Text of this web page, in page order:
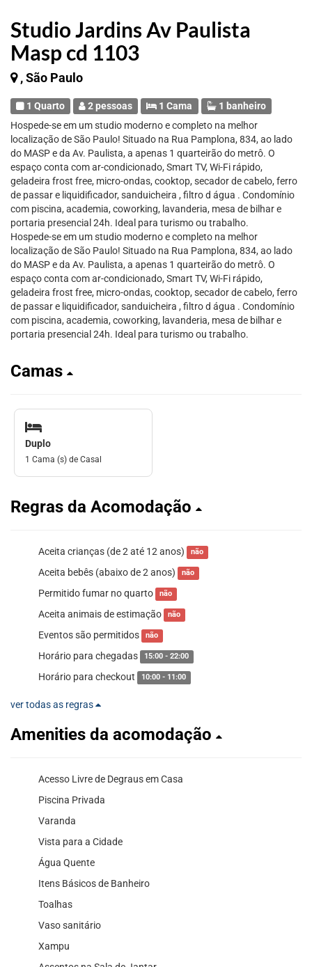
Studio Jardins Av Paulista
Masp cd 1103
, São Paulo
1 Quarto 2 pessoas 1 Cama
1 banheiro
Hospede-se em um studio moderno e completo na melhor
localização de São Paulo! Situado na Rua Pamplona, 834, ao lado
do MASP e da Av. Paulista, a apenas 1 quarteirão do metrô. O
espaço conta com ar-condicionado, Smart TV, Wi-Fi rápido,
geladeira frost free, micro-ondas, cooktop, secador de cabelo, ferro
de passar e liquidificador, sanduicheira , filtro d água . Condomínio
com piscina, academia, coworking, lavanderia, mesa de bilhar e
portaria presencial 24h. Ideal para turismo ou trabalho.
Hospede-se em um studio moderno e completo na melhor
localização de São Paulo! Situado na Rua Pamplona, 834, ao lado
do MASP e da Av. Paulista, a apenas 1 quarteirão do metrô. O
espaço conta com ar-condicionado, Smart TV, Wi-Fi rápido,
geladeira frost free, micro-ondas, cooktop, secador de cabelo, ferro
de passar e liquidificador, sanduicheira , filtro d água . Condomínio
com piscina, academia, coworking, lavanderia, mesa de bilhar e
portaria presencial 24h. Ideal para turismo ou trabalho.
Camas
Duplo
1 Cama (s) de Casal
Regras da Acomodação
Aceita crianças (de 2 até 12 anos) não
Aceita bebês (abaixo de 2 anos) não
Permitido fumar no quarto não
Aceita animais de estimação não
Eventos são permitidos não
Horário para chegadas 15:00 - 22:00
Horário para checkout 10:00 - 11:00
ver todas as regras
Amenities da acomodação
Acesso Livre de Degraus em Casa
Piscina Privada
Varanda
Vista para a Cidade
Água Quente
Itens Básicos de Banheiro
Toalhas
Vaso sanitário
Xampu